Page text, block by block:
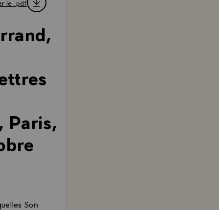
le .pdf
Paris,
Son